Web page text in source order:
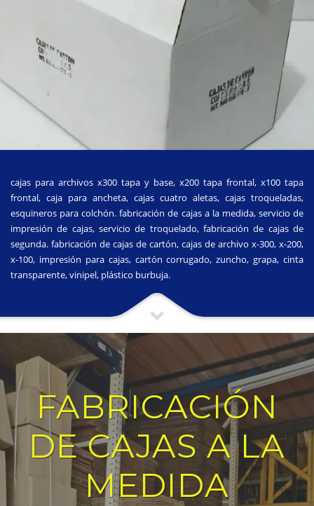
cajas para archivos x300 tapa y base, x200 tapa frontal, x100 tapa
frontal, caja para ancheta, cajas cuatro aletas, cajas troqueladas,
esquineros para colchón. fabricación de cajas a la medida, servicio de
impresión de cajas, servicio de troquelado, fabricación de cajas de
segunda. fabricación de cajas de cartón, cajas de archivo x-300, x-200,
x-100, impresión para cajas, cartón corrugado, zuncho, grapa, cinta
transparente, vinipel, plástico burbuja.
FABRICACIÓN
DE CAJAS A LA
MEDIDA